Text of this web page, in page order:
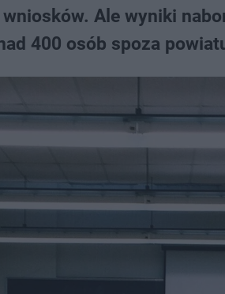
wniosków. Ale wyniki
400 osób spoza